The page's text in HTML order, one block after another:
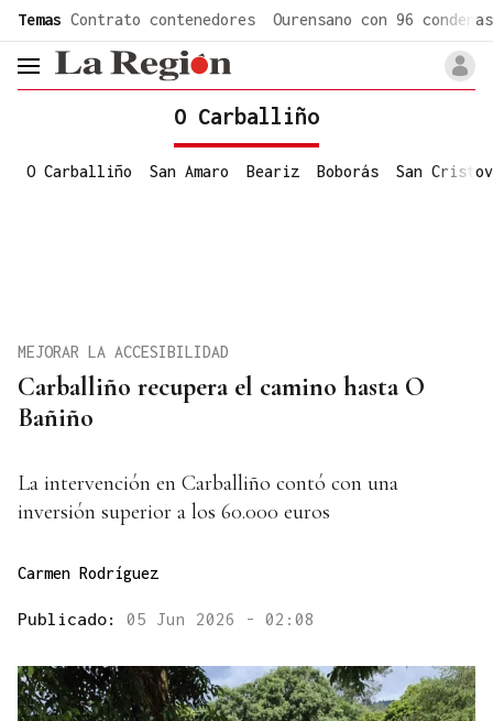
Temas Contrato contenedores Ourensano con 96 condenas
header.menu.open
O Carballiño
O Carballiño San Amaro Beariz Boborás San
Carballiño recupera el camino hasta O
Bañiño
MEJORAR LA ACCESIBILIDAD
La intervención en Carballiño contó con una
inversión superior a los 60.000 euros
Carmen Rodríguez
Publicado: 05 Jun 2026 - 02:08